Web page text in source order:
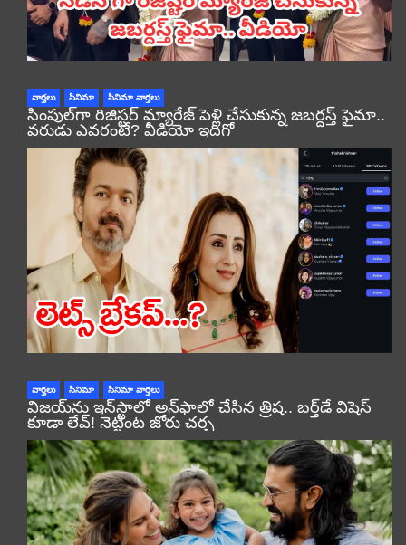
వార్తలు సినిమా సినిమా వార్తలు
సింపుల్‌గా రిజిస్టర్‌ మ్యారేజ్ పెళ్లి చేసుకున్న జబర్దస్త్ ఫైమా..
వరుడు ఎవరంటే? వీడియో ఇదిగో
వార్తలు సినిమా సినిమా వార్తలు
విజయ్‌ను ఇన్‌స్టాలో అన్‌ఫాలో చేసిన త్రిష.. బర్త్‌డే విషెస్
కూడా లేవ్! నెట్టింట జోరు చర్చ